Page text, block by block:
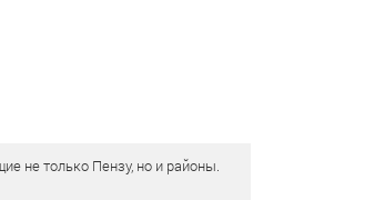
не только Пензу, но и районы.